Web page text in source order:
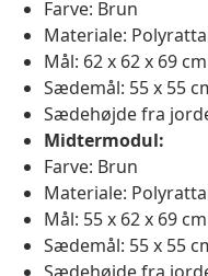
Farve: Brun
Materiale:
Mål: 62 x 62 x 69
Sædemål: 55 x 55
Sædehøjde fra
Midtermodul:
Farve: Brun
Materiale:
Mål: 55 x 62 x 69
Sædemål: 55 x 55